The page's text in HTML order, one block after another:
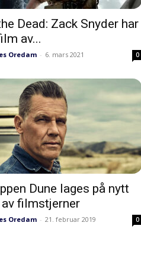
Dead: Zack Snyder har
av...
Oredam - 6. mars 2021 0
Dune lages på nytt
filmstjerner
Oredam - 21. februar 2019 0